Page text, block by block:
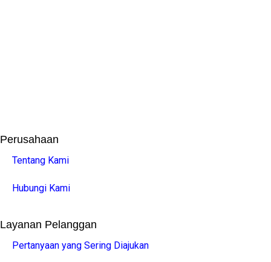
Perusahaan
Tentang Kami
Hubungi Kami
Layanan Pelanggan
Pertanyaan yang Sering Diajukan